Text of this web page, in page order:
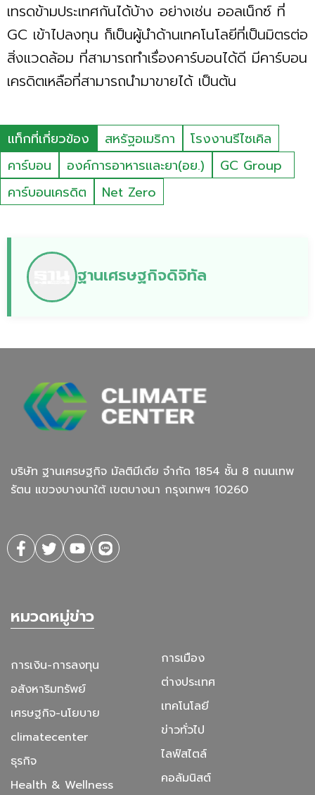
เทรดข้ามประเทศกันได้บ้าง อย่างเช่น ออลเน็กซ์ ที่
GC เข้าไปลงทุน ก็เป็นผู้นำด้านเทคโนโลยีที่เป็นมิตรต่อ
สิ่งแวดล้อม ที่สามารถทำเรื่องคาร์บอนได้ดี มีคาร์บอน
เครดิตเหลือที่สามารถนำมาขายได้ เป็นต้น
แท็กที่เกี่ยวข้อง สหรัฐอเมริกา
โรงงานรีไซเคิล
คาร์บอน
องค์การอาหารและยา(อย.)
GC Group
คาร์บอนเครดิต
Net Zero
ฐานเศรษฐกิจดิจิทัล
บริษัท ฐานเศรษฐกิจ มัลติมีเดีย จํากัด 1854 ชั้น 8 ถนนเทพ
รัตน แขวงบางนาใต้ เขตบางนา กรุงเทพฯ 10260
หมวดหมู่ข่าว
การเงิน-การลงทุน
อสังหาริมทรัพย์
เศรษฐกิจ-นโยบาย
climatecenter
ธุรกิจ
Health & Wellness
การเมือง
ต่างประเทศ
เทคโนโลยี
ข่าวทั่วไป
ไลฟ์สไตล์
คอลัมนิสต์